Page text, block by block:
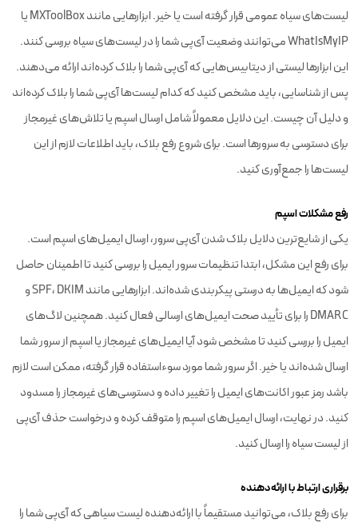
لیست‌های سیاه عمومی قرار گرفته است یا خیر. ابزارهایی مانند MXToolBox یا
WhatIsMyIP می‌توانند وضعیت آی‌پی شما را در لیست‌های سیاه بررسی کنند.
این ابزارها لیستی از دیتابیس‌هایی که آی‌پی شما را بلاک کرده‌اند ارائه می‌دهند.
پس از شناسایی، باید مشخص کنید که کدام لیست‌ها آی‌پی شما را بلاک کرده‌اند
و دلیل آن چیست. این دلایل معمولاً شامل ارسال اسپم یا تلاش‌های غیرمجاز
برای دسترسی به سرورها است. برای شروع رفع بلاک، باید اطلاعات لازم از این
لیست‌ها را جمع‌آوری کنید.
رفع مشکلات اسپم
یکی از شایع‌ترین دلایل بلاک شدن آی‌پی سرور، ارسال ایمیل‌های اسپم است.
برای رفع این مشکل، ابتدا تنظیمات سرور ایمیل را بررسی کنید تا اطمینان حاصل
شود که ایمیل‌ها به درستی پیکربندی شده‌اند. ابزارهایی مانند SPF، DKIM و
DMARC را برای تأیید صحت ایمیل‌های ارسالی فعال کنید. همچنین لاگ‌های
ایمیل را بررسی کنید تا مشخص شود آیا ایمیل‌های غیرمجاز یا اسپم از سرور شما
ارسال شده‌اند یا خیر. اگر سرور شما مورد سوءاستفاده قرار گرفته، ممکن است لازم
باشد رمز عبور اکانت‌های ایمیل را تغییر داده و دسترسی‌های غیرمجاز را مسدود
کنید. در نهایت، ارسال ایمیل‌های اسپم را متوقف کرده و درخواست حذف آی‌پی
از لیست سیاه را ارسال کنید.
برقراری ارتباط با ارائه‌دهنده
برای رفع بلاک، می‌توانید مستقیماً با ارائه‌دهنده لیست سیاهی که آی‌پی شما را